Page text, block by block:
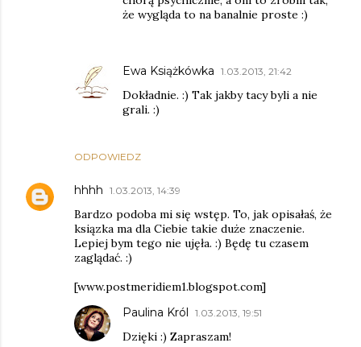
ODPOWIEDZ
że wygląda to na banalnie proste :)
Ewa Książkówka 1.03.2013, 21:42
Dokładnie. :) Tak jakby tacy byli a nie
grali. :)
hhhh 1.03.2013, 14:39
Bardzo podoba mi się wstęp. To, jak opisałaś, że
ksiązka ma dla Ciebie takie duże znaczenie.
Lepiej bym tego nie ujęła. :) Będę tu czasem
zaglądać. :)
[www.postmeridiem1.blogspot.com]
Paulina Król 1.03.2013, 19:51
Dzięki :) Zapraszam!